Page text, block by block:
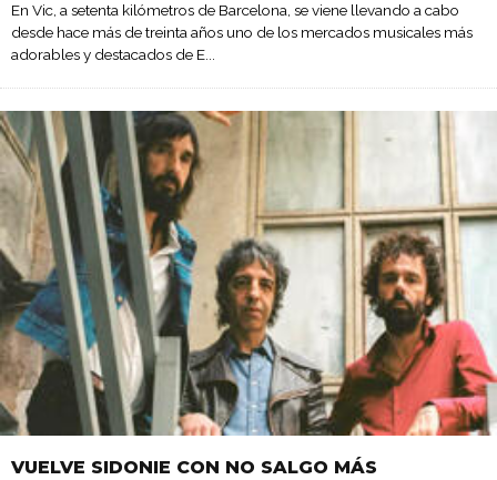
En Vic, a setenta kilómetros de Barcelona, se viene llevando a cabo
desde hace más de treinta años uno de los mercados musicales más
adorables y destacados de E...
VUELVE SIDONIE CON NO SALGO MÁS